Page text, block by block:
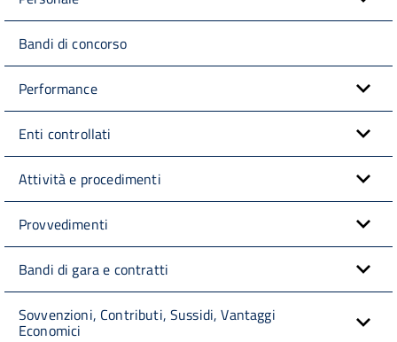
Bandi di concorso
Performance
Enti controllati
Attività e procedimenti
Provvedimenti
Bandi di gara e contratti
Sovvenzioni, Contributi, Sussidi, Vantaggi
Economici